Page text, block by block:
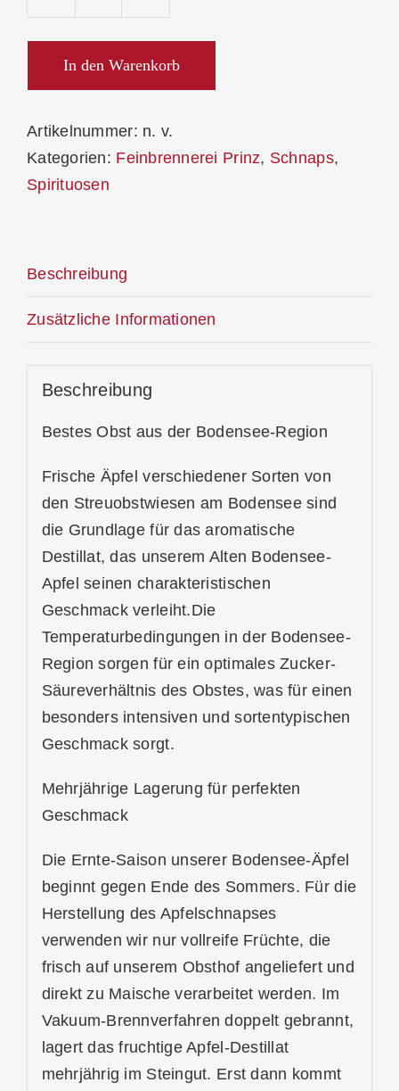
Bodensee-
Menge
In den Warenkorb
Artikelnummer: n. v.
Kategorien: Feinbrennerei Prinz, Schnaps,
Spirituosen
Beschreibung
Zusätzliche Informationen
Beschreibung
Bestes Obst aus der Bodensee-Region
Frische Äpfel verschiedener Sorten von
den Streuobstwiesen am Bodensee sind
die Grundlage für das aromatische
Destillat, das unserem Alten Bodensee-
Apfel seinen charakteristischen
Geschmack verleiht.Die
Temperaturbedingungen in der Bodensee-
Region sorgen für ein optimales Zucker-
Säureverhältnis des Obstes, was für einen
besonders intensiven und sortentypischen
Geschmack sorgt.
Mehrjährige Lagerung für perfekten
Geschmack
Die Ernte-Saison unserer Bodensee-Äpfel
beginnt gegen Ende des Sommers. Für die
Herstellung des Apfelschnapses
verwenden wir nur vollreife Früchte, die
frisch auf unserem Obsthof angeliefert und
direkt zu Maische verarbeitet werden. Im
Vakuum-Brennverfahren doppelt gebrannt,
lagert das fruchtige Apfel-Destillat
mehrjährig im Steingut. Erst dann kommt